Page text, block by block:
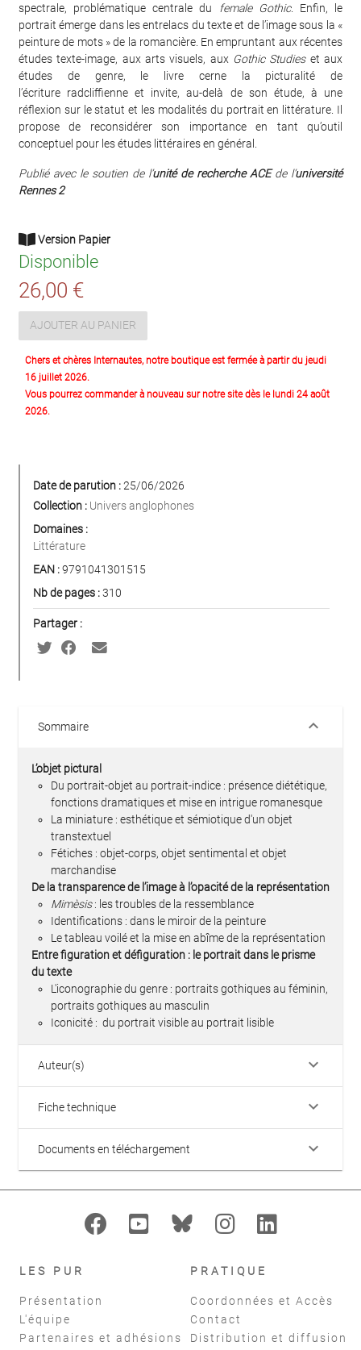
spectrale, problématique centrale du
female Gothic. Enfin, le
portrait émerge dans les entrelacs du texte et de l’image sous la «
peinture de mots » de la romancière. En empruntant aux récentes
études texte-image, aux arts visuels, aux Gothic Studieset aux
études de genre, le livre cerne la picturalité de
l’écriture radcliffienne et invite, au-delà de son étude, à une
réflexion sur le statut et les modalités du portrait en littérature. Il
propose de reconsidérer son importance en tant qu’outil
conceptuel pour les études littéraires en général.
Publié avec le soutien de l’unité de recherche ACEde l’université
Rennes 2
Version Papier
Disponible
26,00 €
AJOUTER AU PANIER
Chers et chères Internautes, notre boutique est fermée à partir du jeudi
16 juillet 2026.
Vous pourrez commander à nouveau sur notre site dès le lundi 24 août
2026.
Date de parution :25/06/2026
Collection : Univers anglophones
Domaines :
Littérature
EAN :9791041301515
Nb de pages :310
Partager :
Sommaire keyboard_arrow_down
L’objet pictural
Du portrait-objet au portrait-indice : présence diététique,
fonctions dramatiques et mise en intrigue romanesque
La miniature : esthétique et sémiotique d'un objet
transtextuel
Fétiches : objet-corps, objet sentimental et objet
marchandise
De la transparence de l’image à l’opacité de la représentation
Mimèsis: les troubles de la ressemblance
Identifications : dans le miroir de la peinture
Le tableau voilé et la mise en abîme de la représentation
Entre figuration et défiguration : le portrait dans le prisme
du texte
L'iconographie du genre : portraits gothiques au féminin,
portraits gothiques au masculin
Iconicité : du portrait visible au portrait lisible
Auteur(s) keyboard_arrow_down
Fiche technique keyboard_arrow_down
Documents en téléchargement keyboard_arrow_down
LES PUR
Présentation
L'équipe
Partenaires et adhésions
PRATIQUE
Coordonnées et Accès
Contact
Distribution et diffusion